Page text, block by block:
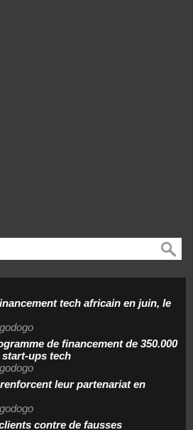
tech africain en juin, le
de financement de 350.000
ups tech
leur partenariat en
contre de fausses